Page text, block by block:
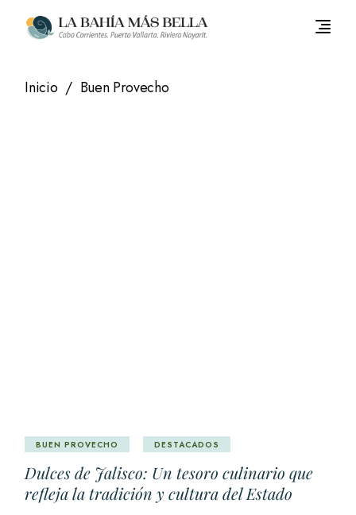
contenido
Inicio Buen Provecho
BUEN PROVECHO DESTACADOS
Dulces de Jalisco: Un tesoro culinario que
refleja la tradición y cultura del Estado